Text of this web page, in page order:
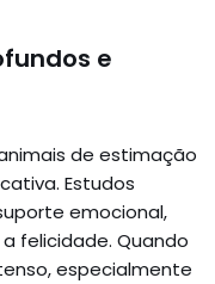
e
de estimação
Estudos
emocional,
felicidade. Quando
especialmente